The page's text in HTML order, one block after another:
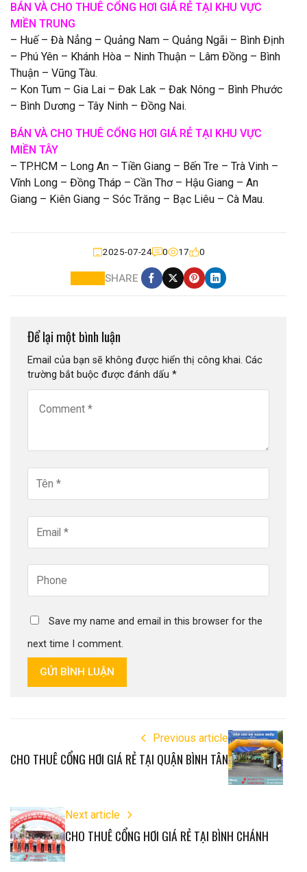
BÁN VÀ CHO THUÊ CỔNG HƠI GIÁ RẺ TẠI KHU VỰC
MIỀN TRUNG
– Huế – Đà Nẳng – Quảng Nam – Quảng Ngãi – Bình Định
– Phú Yên – Khánh Hòa – Ninh Thuận – Lâm Đồng – Bình
Thuận – Vũng Tàu.
– Kon Tum – Gia Lai – Đak Lak – Đak Nông – Bình Phước
– Bình Dương – Tây Ninh – Đồng Nai.
BÁN VÀ CHO THUÊ CỔNG HƠI GIÁ RẺ TẠI KHU VỰC
MIỀN TÂY
– TP.HCM – Long An – Tiền Giang – Bến Tre – Trà Vinh –
Vĩnh Long – Đồng Tháp – Cần Thơ – Hậu Giang – An
Giang – Kiên Giang – Sóc Trăng – Bạc Liêu – Cà Mau.
2025-07-24 0 17 0
SHARE
Để lại một bình luận
Email của bạn sẽ không được hiển thị công khai. Các
trường bắt buộc được đánh dấu *
Save my name and email in this browser for the
next time I comment.
GỬI BÌNH LUẬN
Previous article
CHO THUÊ CỔNG HƠI GIÁ RẺ TẠI QUẬN BÌNH TÂN
Next article
CHO THUÊ CỔNG HƠI GIÁ RẺ TẠI BÌNH CHÁNH